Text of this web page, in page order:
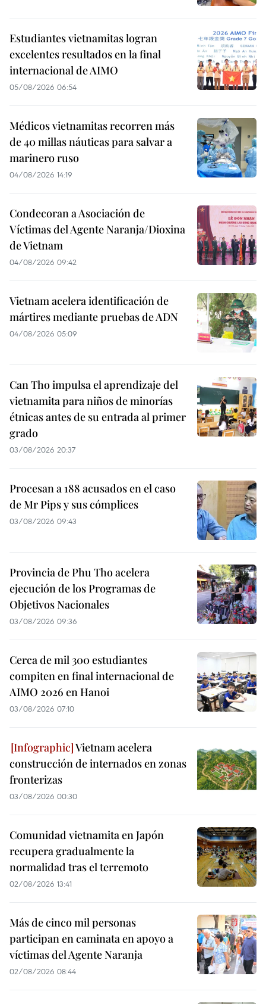
Estudiantes vietnamitas logran
excelentes resultados en la final
internacional de AIMO
05/08/2026 06:54
Médicos vietnamitas recorren más
de 40 millas náuticas para salvar a
marinero ruso
04/08/2026 14:19
Condecoran a Asociación de
Víctimas del Agente Naranja/Dioxina
de Vietnam
04/08/2026 09:42
Vietnam acelera identificación de
mártires mediante pruebas de ADN
04/08/2026 05:09
Can Tho impulsa el aprendizaje del
vietnamita para niños de minorías
étnicas antes de su entrada al primer
grado
03/08/2026 20:37
Procesan a 188 acusados en el caso
de Mr Pips y sus cómplices
03/08/2026 09:43
Provincia de Phu Tho acelera
ejecución de los Programas de
Objetivos Nacionales
03/08/2026 09:36
Cerca de mil 300 estudiantes
compiten en final internacional de
AIMO 2026 en Hanoi
03/08/2026 07:10
Vietnam acelera
construcción de internados en zonas
fronterizas
03/08/2026 00:30
Comunidad vietnamita en Japón
recupera gradualmente la
normalidad tras el terremoto
02/08/2026 13:41
Más de cinco mil personas
participan en caminata en apoyo a
víctimas del Agente Naranja
02/08/2026 08:44